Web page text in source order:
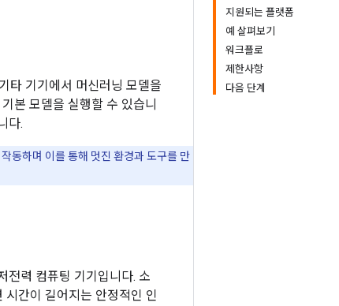
지원되는 플랫폼
예 살펴보기
워크플로
제한사항
다음 단계
타 기기에서 머신러닝 모델을
본 모델을 실행할 수 있습니
다.
동하며 이를 통해 멋진 환경과 도구를 만
전력 컴퓨팅 기기입니다. 소
간이 길어지는 안정적인 인